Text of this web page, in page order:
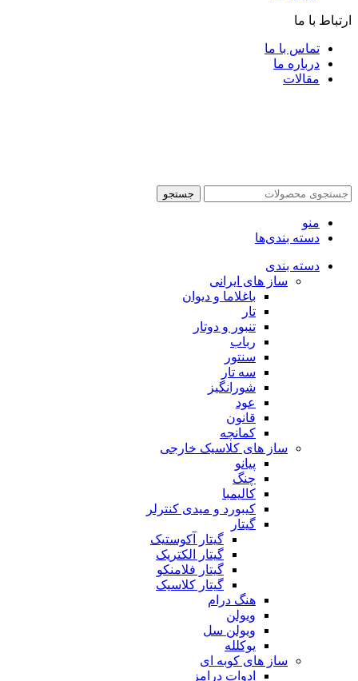
ارتباط با ما
تماس با ما
درباره ما
مقالات
جستجو
منو
دسته بندی‌ها
دسته بندی
ساز های ایرانی
باغلاما و دیوان
تار
تنبور و دوتار
رباب
سنتور
سه تار
شورانگیز
عود
قانون
کمانچه
ساز های کلاسیک خارجی
پیانو
چنگ
کالیمبا
کیبورد و میدی کنترلر
گیتار
گیتار آکوستیک
گیتار الکتریک
گیتار فلامنکو
گیتار کلاسیک
هنگ درام
ویولن
ویولن سل
یوکلله
ساز های کوبه ای
ادوات درامز